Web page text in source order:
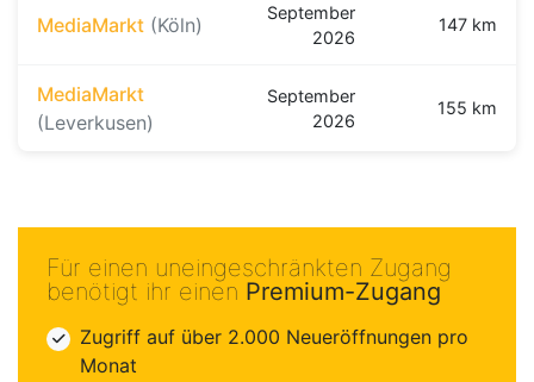
MediaMarkt (Köln)
September
2026
147 km
MediaMarkt
(Leverkusen)
September
2026
155 km
Für einen uneingeschränkten Zugang
benötigt ihr einen Premium-Zugang
Zugriff auf über 2.000 Neueröffnungen pro
Monat